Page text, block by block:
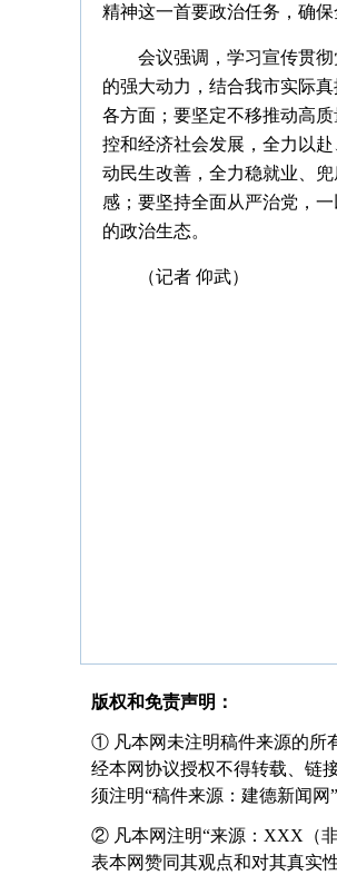
精神这一首要政治任务，确
会议强调，学习宣传贯
的强大动力，结合我市实际
各方面；要坚定不移推动高
控和经济社会发展，全力以
动民生改善，全力稳就业、
感；要坚持全面从严治党，
的政治生态。
（记者 仰武）
版权和免责声明：
① 凡本网未注明稿件来源的所
经本网协议授权不得转载、链
须注明“稿件来源：建德新闻网
② 凡本网注明“来源：XXX（
表本网赞同其观点和对其真实性